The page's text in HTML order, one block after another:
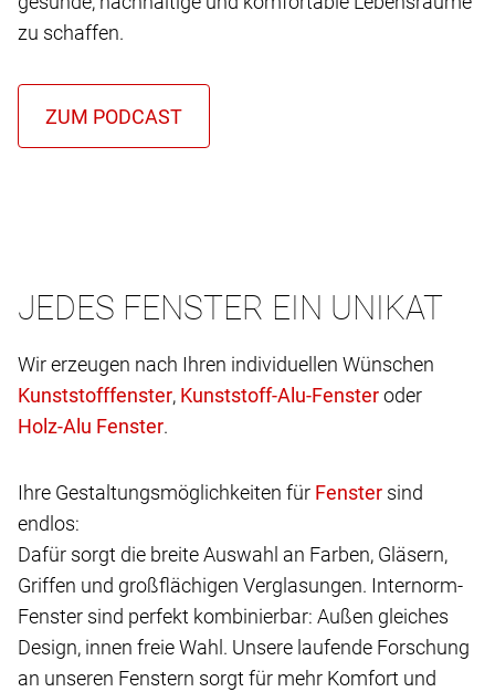
zu schaffen.
JEDES FENSTER EIN UNIKAT
Wir erzeugen nach Ihren individuellen Wünschen
,
oder
.
Ihre Gestaltungsmöglichkeiten für
sind
endlos:
Dafür sorgt die breite Auswahl an Farben, Gläsern,
Griffen und großflächigen Verglasungen. Internorm-
Fenster sind perfekt kombinierbar: Außen gleiches
Design, innen freie Wahl. Unsere laufende Forschung
an unseren Fenstern sorgt für mehr Komfort und